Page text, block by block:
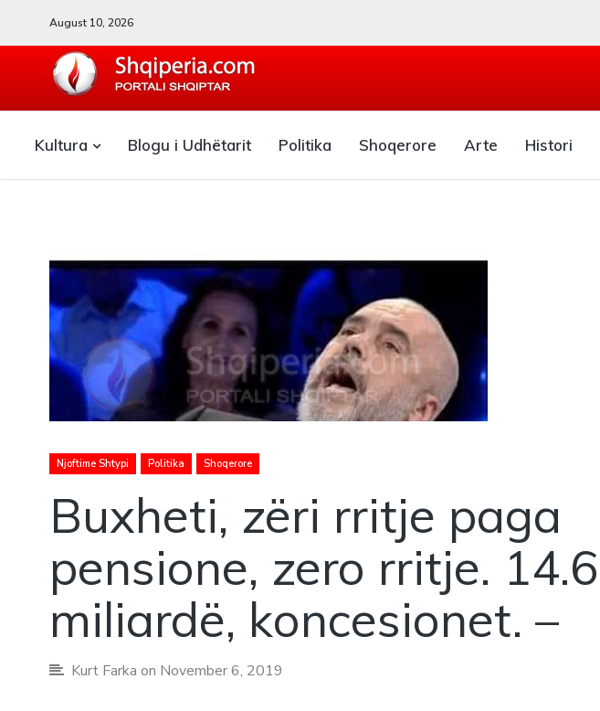
August 10, 2026
Kultura Blogu i Udhëtarit Politika Shoqerore Arte Histori
Njoftime Shtypi Politika Shoqerore
Buxheti, zëri rritje paga
pensione, zero rritje. 14.6
miliardë, koncesionet. –
Kurt Farka on November 6, 2019